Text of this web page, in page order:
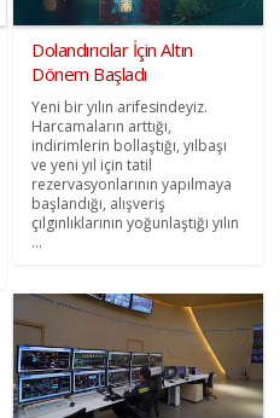
Dolandırıcılar İçin Altın
Dönem Başladı
Yeni bir yılın arifesindeyiz.
Harcamaların arttığı,
indirimlerin bollaştığı, yılbaşı
ve yeni yıl için tatil
rezervasyonlarının yapılmaya
başlandığı, alışveriş
çılgınlıklarının yoğunlaştığı yılın
...